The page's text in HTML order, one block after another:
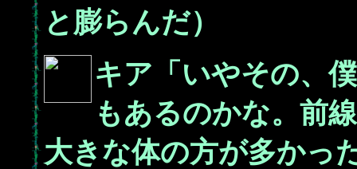
と膨らんだ）
キア「いやその、
もあるのかな。前
大きな体の方が多かっ